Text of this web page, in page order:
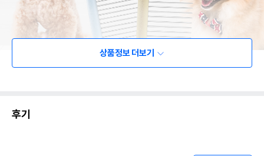
상품정보 더보기
후기